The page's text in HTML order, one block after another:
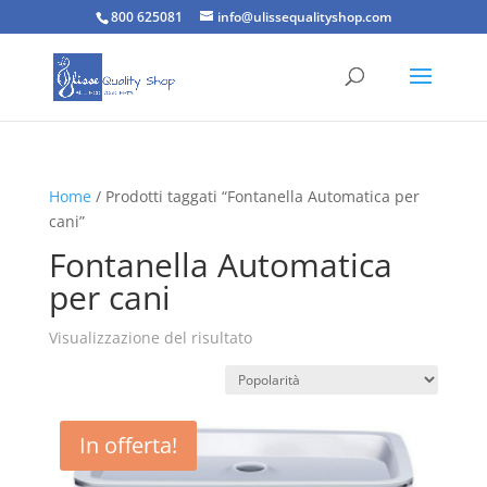
800 625081 info@ulissequalityshop.com
Home/ Prodotti taggati “Fontanella Automatica per
cani”
Fontanella Automatica
per cani
Visualizzazione del risultato
In offerta!